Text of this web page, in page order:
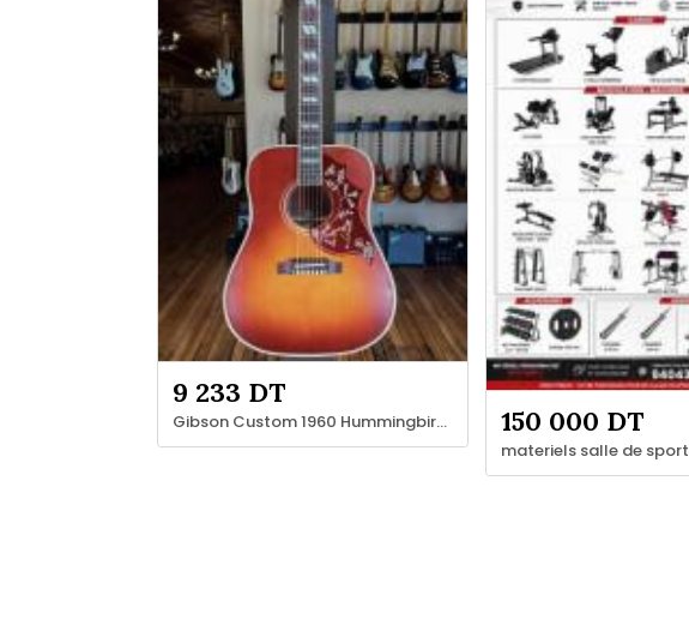
9 233 DT
Gibson Custom 1960 Hummingbird Reissue Heritage Cherry Sunburst 150 000 DT
materiels salle de sport